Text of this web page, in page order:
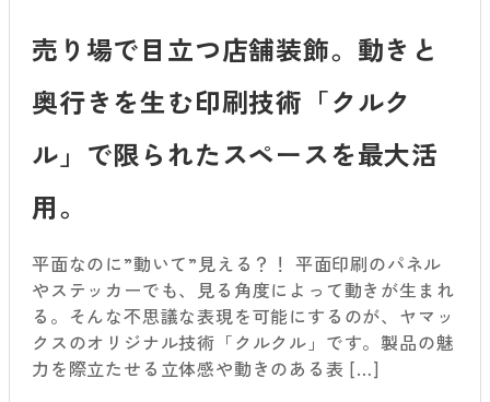
売り場で目立つ店舗装飾。動きと
奥行きを生む印刷技術「クルク
ル」で限られたスペースを最大活
用。
平面なのに”動いて”見える？！ 平面印刷のパネル
やステッカーでも、見る角度によって動きが生まれ
る。そんな不思議な表現を可能にするのが、ヤマッ
クスのオリジナル技術「クルクル」です。製品の魅
力を際立たせる立体感や動きのある表 […]